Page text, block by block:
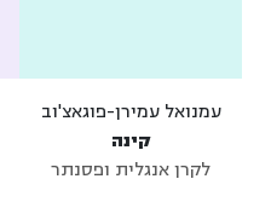
עמנואל עמירן-פוגאצ'וב
קינה
לקרן אנגלית ופסנתר